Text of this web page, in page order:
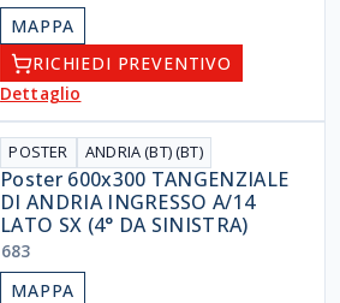
MAPPA
RICHIEDI PREVENTIVO
Dettaglio
POSTER ANDRIA (BT) (BT)
Poster 600x300 TANGENZIALE
DI ANDRIA INGRESSO A/14
LATO SX (4° DA SINISTRA)
683
MAPPA